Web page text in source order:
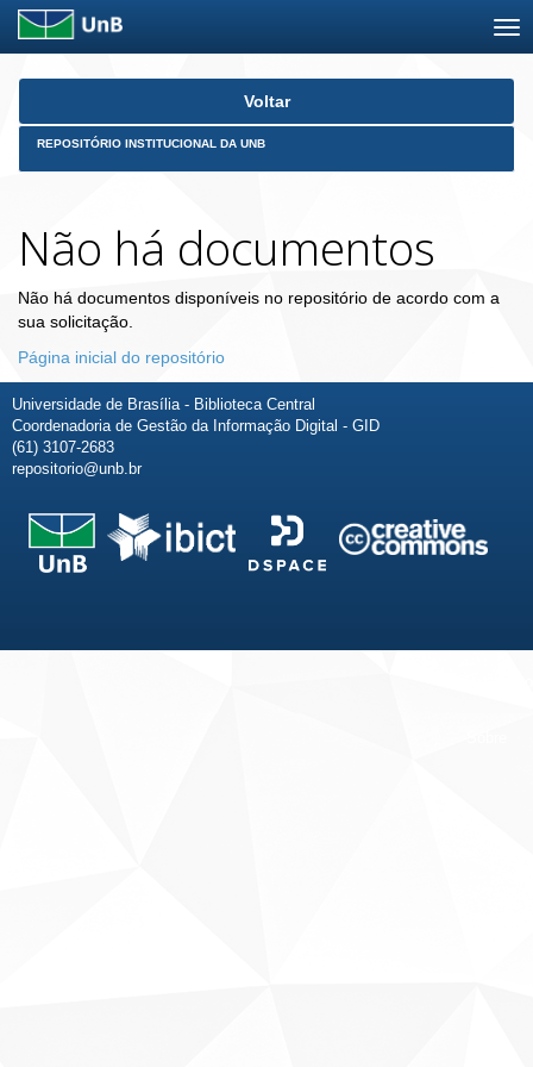
Skip
Voltar
REPOSITÓRIO INSTITUCIONAL DA UNB
Não há documentos
Não há documentos disponíveis no repositório de acordo com a
sua solicitação.
Página inicial do repositório
Universidade de Brasília - Biblioteca Central
Coordenadoria de Gestão da Informação Digital - GID
(61) 3107-2683
repositorio@unb.br